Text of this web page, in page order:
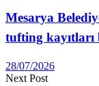
Mesarya
tufting kayıtları
28/07/2026
Next Post